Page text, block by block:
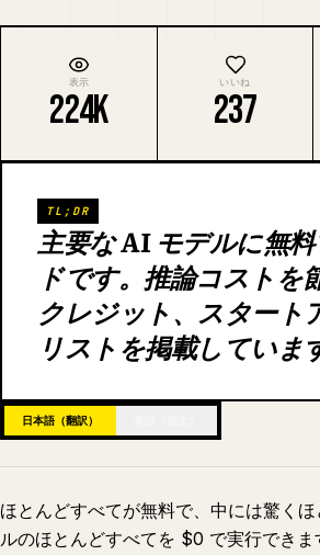
表示
224K
いいね
237
TL;DR
主要な AI モデルに無
ドです。推論コスト
クレジット、スタート
リストを掲載していま
日本語（翻訳）
ほとんどすべてが無料で、中には驚く
ルのほとんどすべてを $0 で実行できま